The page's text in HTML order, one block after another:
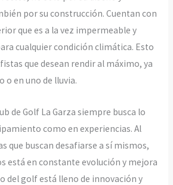
por su construcción. Cuentan con
que es a la vez impermeable y
cualquier condición climática. Esto
que desean rendir al máximo, ya
o en uno de lluvia.
de Golf La Garza siempre busca lo
como en experiencias. Al
que buscan desafiarse a sí mismos,
está en constante evolución y mejora
del golf está lleno de innovación y